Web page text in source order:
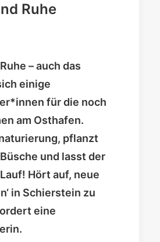
Ruhe
– auch das
einige
für die noch
am Osthafen.
pflanzt
und lasst der
Hört auf, neue
in Schierstein zu
eine